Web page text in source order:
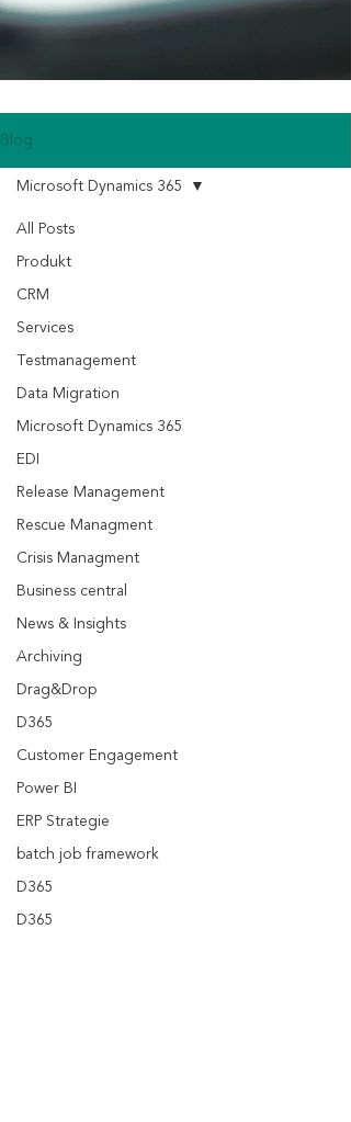
Blog
All Posts
Produkt
CRM
Services
Testmanagement
Data Migration
Microsoft Dynamics 365
EDI
Release Management
Rescue Managment
Crisis Managment
Business central
News & Insights
Archiving
Drag&Drop
D365
Customer Engagement
Power BI
ERP Strategie
batch job framework
D365
D365
Microsoft Dynamics 365